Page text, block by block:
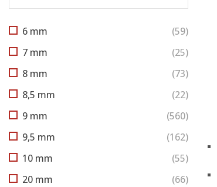
6 mm
(59)
7 mm
(25)
8 mm
(73)
8,5 mm
(22)
9 mm
(560)
9,5 mm
(162)
10 mm
(55)
20 mm
(66)